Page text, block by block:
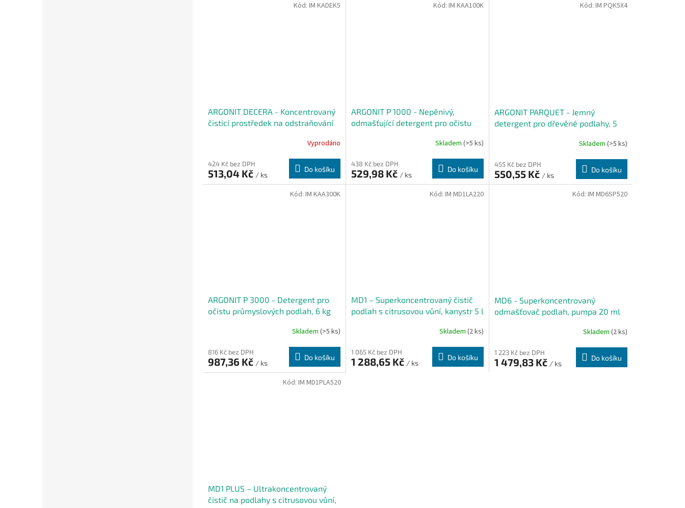
ARGONIT DECERA - Koncentrovaný
čisticí prostředek na odstraňování
Vyprodáno
424 Kč bez DPH
513,04 Kč / ks
Do košíku
Kód: IM KADEK5
ARGONIT P 1000 - Nepěnivý,
odmašťující detergent pro očistu
Skladem (>5 ks)
438 Kč bez DPH
529,98 Kč / ks
Do košíku
Kód: IM KAA100K
ARGONIT PARQUET - Jemný
detergent pro dřevěné podlahy, 5
Skladem (>5 ks)
455 Kč bez DPH
550,55 Kč / ks
Do košíku
Kód: IM PQK5X4
ARGONIT P 3000 - Detergent pro
očistu průmyslových podlah, 6 kg
Skladem (>5 ks)
816 Kč bez DPH
987,36 Kč / ks
Do košíku
Kód: IM KAA300K
MD1 – Superkoncentrovaný čistič
podlah s citrusovou vůní, kanystr 5 l
Skladem (2 ks)
1 065 Kč bez DPH
1 288,65 Kč / ks
Do košíku
Kód: IM MD1LA220
MD6 - Superkoncentrovaný
odmašťovač podlah, pumpa 20 ml
Skladem (2 ks)
1 223 Kč bez DPH
1 479,83 Kč / ks
Do košíku
Kód: IM MD6SP520
MD1 PLUS – Ultrakoncentrovaný
čistič na podlahy s citrusovou vůní,
Kód: IM MD1PLA520